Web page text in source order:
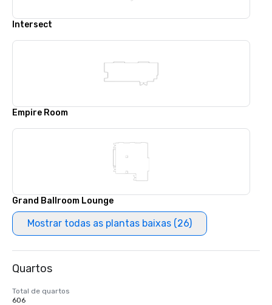
Intersect
Empire Room
Grand Ballroom Lounge
Mostrar todas as plantas baixas (26)
Quartos
Total de quartos
606